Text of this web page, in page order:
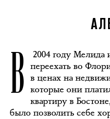
В
2004 году Мелида
переехать во
в ценах на
которые они
квартиру в
было позволить себе